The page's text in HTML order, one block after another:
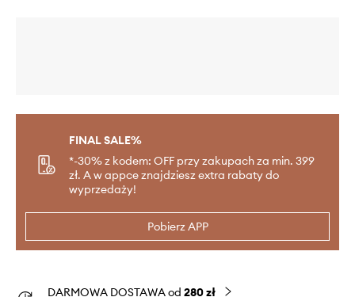
FINAL SALE%
*-30% z kodem: OFF przy zakupach za min. 399
zł. A w appce znajdziesz extra rabaty do
wyprzedaży!
Pobierz APP
DARMOWA DOSTAWA od 280 zł